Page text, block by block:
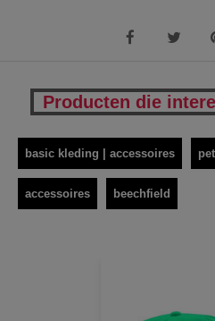
Producten die
basic kleding | accessoires
accessoires beechfield